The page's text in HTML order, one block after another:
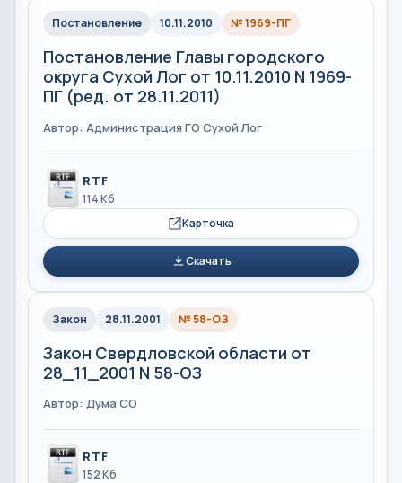
Постановление 10.11.2010 № 1969-ПГ
Постановление Главы городского
округа Сухой Лог от 10.11.2010 N 1969-
ПГ (ред. от 28.11.2011)
Автор: Администрация ГО Сухой Лог
RTF
114 Кб
Карточка
Скачать
Закон 28.11.2001 № 58-ОЗ
Закон Свердловской области от
28_11_2001 N 58-ОЗ
Автор: Дума СО
RTF
152 Кб